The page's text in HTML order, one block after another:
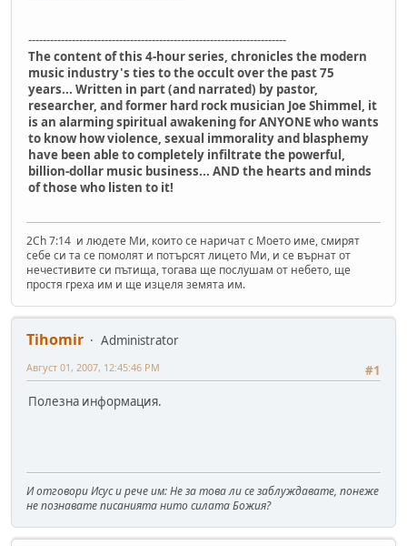
-----------------------------------------------------------------------
The content of this 4-hour series, chronicles the modern
music industry's ties to the occult over the past 75
years... Written in part (and narrated) by pastor,
researcher, and former hard rock musician Joe Shimmel, it
is an alarming spiritual awakening for ANYONE who wants
to know how violence, sexual immorality and blasphemy
have been able to completely infiltrate the powerful,
billion-dollar music business... AND the hearts and minds
of those who listen to it!
2Ch 7:14 и людете Ми, които се наричат с Моето име, смирят
себе си та се помолят и потърсят лицето Ми, и се върнат от
нечестивите си пътища, тогава ще послушам от небето, ще
простя греха им и ще изцеля земята им.
Tihomir
Administrator
#1
Август 01, 2007, 12:45:46 PM
Полезна информация.
И отговори Исус и рече им: Не за това ли се заблуждавате, понеже
не познавате писанията нито силата Божия?